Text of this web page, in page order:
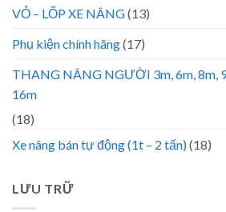
VỎ – LỐP XE NÂNG(13)
Phụ kiện chính hãng(17)
THANG NÂNG NGƯỜI 3m, 6m, 8m,
16m
(18)
Xe nâng bán tự động (1t – 2 tấn)(18)
LƯU TRỮ